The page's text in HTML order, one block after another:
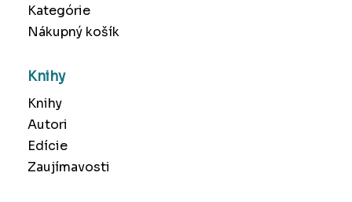
Kategórie
Nákupný košík
Knihy
Knihy
Autori
Edície
Zaujímavosti